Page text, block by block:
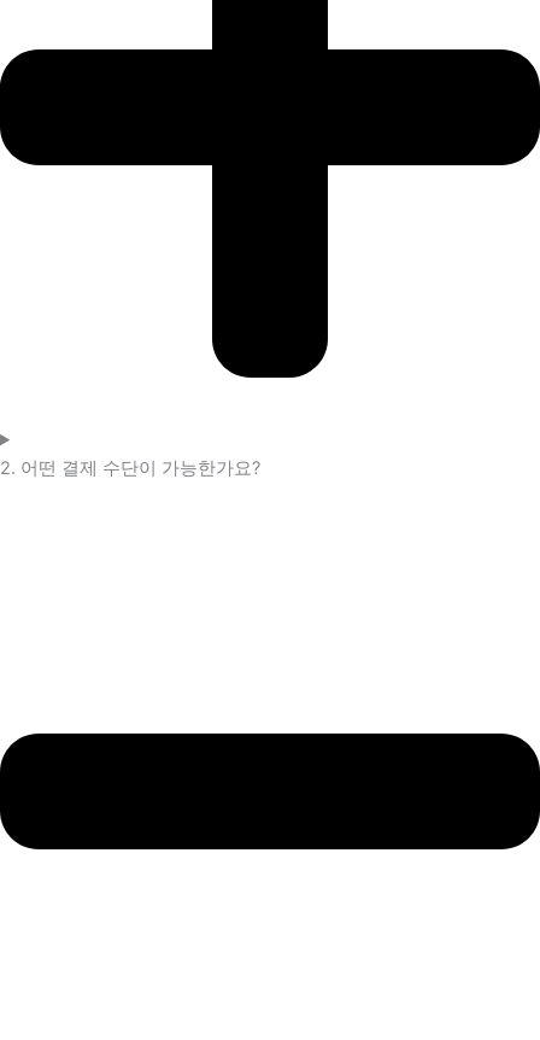
2. 어떤 결제 수단이 가능한가요?